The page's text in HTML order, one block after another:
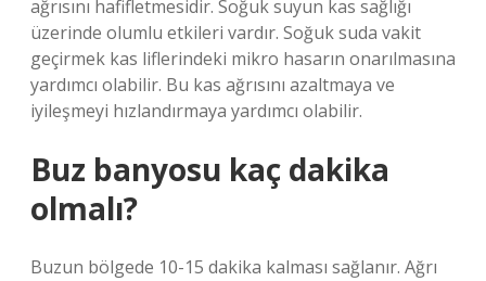
ağrısını hafifletmesidir. Soğuk suyun kas sağlığı
üzerinde olumlu etkileri vardır. Soğuk suda vakit
geçirmek kas liflerindeki mikro hasarın onarılmasına
yardımcı olabilir. Bu kas ağrısını azaltmaya ve
iyileşmeyi hızlandırmaya yardımcı olabilir.
Buz banyosu kaç dakika
olmalı?
Buzun bölgede 10-15 dakika kalması sağlanır. Ağrı